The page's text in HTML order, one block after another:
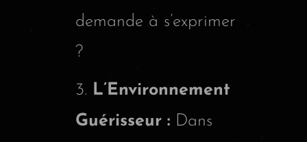
demande à s’exprimer
?
L’Environnement
Guérisseur : Dans